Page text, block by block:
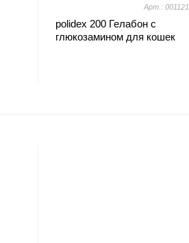
Арт.: 001121
polidex 200 Гелабон с
глюкозамином для кошек